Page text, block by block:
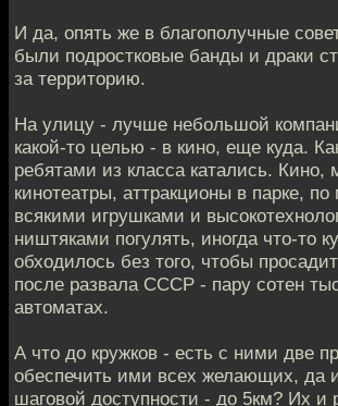
И да, опять же в благополучные
были подростковые банды и драки
за территорию.
На улицу - лучше небольшой
какой-то целью - в кино, еще куда.
ребятами из класса катались. Кино,
кинотеатры, аттракционы в парке,
всякими игрушками и
ништяками погулять, иногда что-то
обходилось без того, чтобы
после развала СССР - пару сотен
автоматах.
А что до кружков - есть с ними две
обеспечить ими всех желающих, да
шаговой доступности - до 5км? Их и